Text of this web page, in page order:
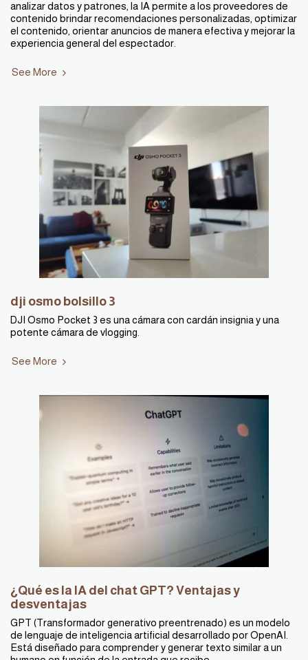
analizar datos y patrones, la IA permite a los proveedores de
contenido brindar recomendaciones personalizadas, optimizar
el contenido, orientar anuncios de manera efectiva y mejorar la
experiencia general del espectador.
See More
dji osmo bolsillo 3
DJI Osmo Pocket 3 es una cámara con cardán insignia y una
potente cámara de vlogging.
See More
¿Qué es la IA del chat GPT? Ventajas y
desventajas
GPT (Transformador generativo preentrenado) es un modelo
de lenguaje de inteligencia artificial desarrollado por OpenAI.
Está diseñado para comprender y generar texto similar a un